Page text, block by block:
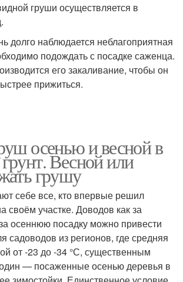
груши осуществляется в
долго наблюдается неблагоприятная
подождать с посадке саженца.
его закаливание, чтобы он
прижиться.
осенью и весной в
Весной или
грушу
себе все, кто впервые решил
своём участке. Доводов как за
осеннюю посадку можно привести
садоводов из регионов, где средняя
от -23 до -34 °С, существенным
один — посаженные осенью деревья в